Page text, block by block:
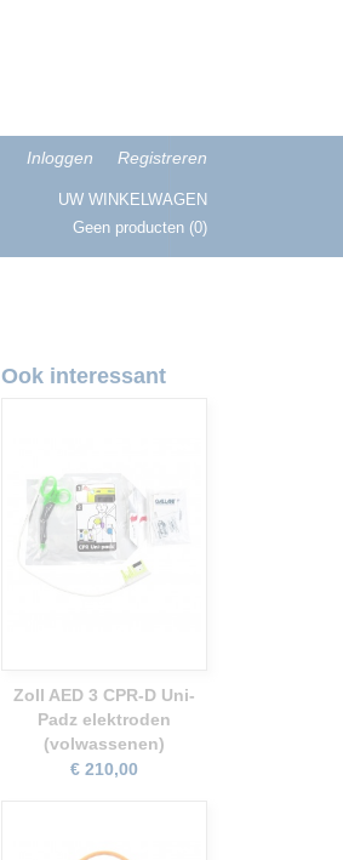
Inloggen Registreren
UW WINKELWAGEN
Geen producten (0)
Ook interessant
Zoll AED 3 CPR-D Uni-
Padz elektroden
(volwassenen)
€ 210,00